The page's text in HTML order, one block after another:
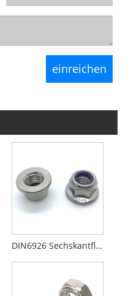
DIN6926 Sechskantflansch-Nylon-Sicherungsmuttern